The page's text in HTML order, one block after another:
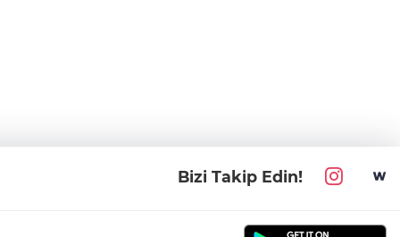
Bizi Takip Edin!